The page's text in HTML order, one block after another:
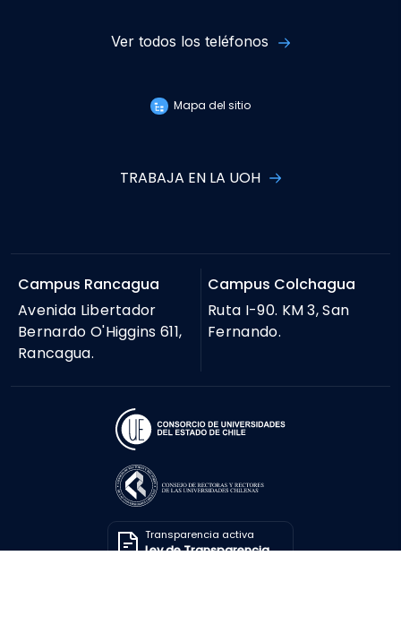
Ver todos los teléfonos
Mapa del sitio
TRABAJA EN LA UOH
Campus Rancagua
Avenida Libertador
Bernardo O'Higgins 611,
Rancagua.
Campus Colchagua
Ruta I-90. KM 3, San
Fernando.
Transparencia activa
Ley de Transparencia